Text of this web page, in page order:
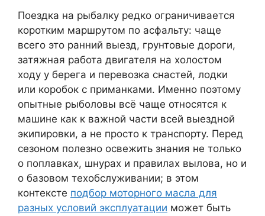
Поездка на рыбалку редко ограничивается
коротким маршрутом по асфальту: чаще
всего это ранний выезд, грунтовые дороги,
затяжная работа двигателя на холостом
ходу у берега и перевозка снастей, лодки
или коробок с приманками. Именно поэтому
опытные рыболовы всё чаще относятся к
машине как к важной части всей выездной
экипировки, а не просто к транспорту. Перед
сезоном полезно освежить знания не только
о поплавках, шнурах и правилах вылова, но и
о базовом техобслуживании; в этом
контексте подбор моторного масла для
разных условий эксплуатации может быть